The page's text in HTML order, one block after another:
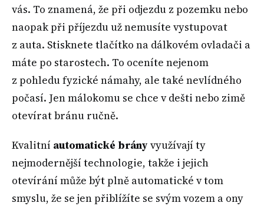
vás. To znamená, že při odjezdu z pozemku nebo
naopak při příjezdu už nemusíte vystupovat
z auta. Stisknete tlačítko na dálkovém ovladači a
máte po starostech. To oceníte nejenom
z pohledu fyzické námahy, ale také nevlídného
počasí. Jen málokomu se chce v dešti nebo zimě
otevírat bránu ručně.
Kvalitní automatické brány využívají ty
nejmodernější technologie, takže i jejich
otevírání může být plně automatické v tom
smyslu, že se jen přiblížíte se svým vozem a ony